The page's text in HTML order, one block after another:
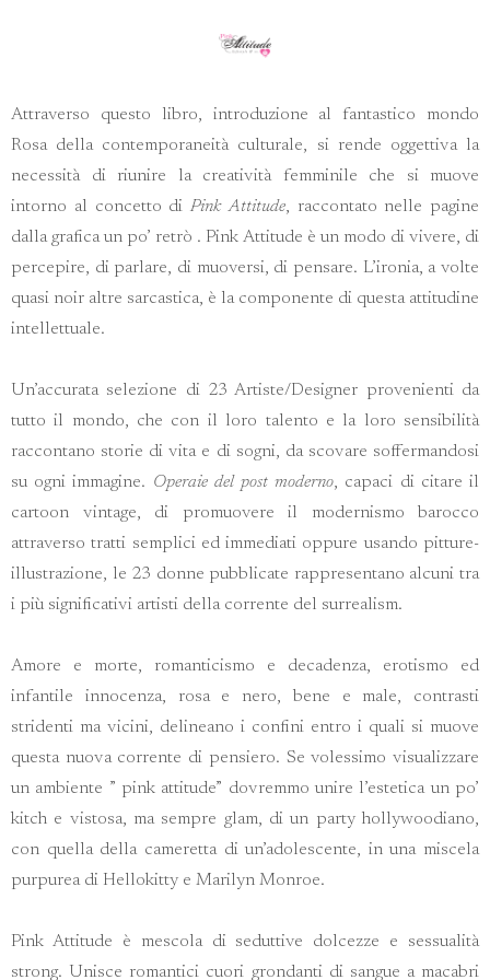
Attraverso questo libro, introduzione al fantastico mondo
Rosa della contemporaneità culturale, si rende oggettiva la
necessità di riunire la creatività femminile che si muove
intorno al concetto di Pink Attitude, raccontato nelle pagine
dalla grafica un po’ retrò . Pink Attitude è un modo di vivere, di
percepire, di parlare, di muoversi, di pensare. L’ironia, a volte
quasi noir altre sarcastica, è la componente di questa attitudine
intellettuale.
Un’accurata selezione di 23 Artiste/Designer provenienti da
tutto il mondo, che con il loro talento e la loro sensibilità
raccontano storie di vita e di sogni, da scovare soffermandosi
su ogni immagine. Operaie del post moderno, capaci di citare il
cartoon vintage, di promuovere il modernismo barocco
attraverso tratti semplici ed immediati oppure usando pitture-
illustrazione, le 23 donne pubblicate rappresentano alcuni tra
i più significativi artisti della corrente del surrealism.
Amore e morte, romanticismo e decadenza, erotismo ed
infantile innocenza, rosa e nero, bene e male, contrasti
stridenti ma vicini, delineano i confini entro i quali si muove
questa nuova corrente di pensiero. Se volessimo visualizzare
un ambiente ” pink attitude” dovremmo unire l’estetica un po’
kitch e vistosa, ma sempre glam, di un party hollywoodiano,
con quella della cameretta di un’adolescente, in una miscela
purpurea di Hellokitty e Marilyn Monroe.
Pink Attitude è mescola di seduttive dolcezze e sessualità
strong. Unisce romantici cuori grondanti di sangue a macabri